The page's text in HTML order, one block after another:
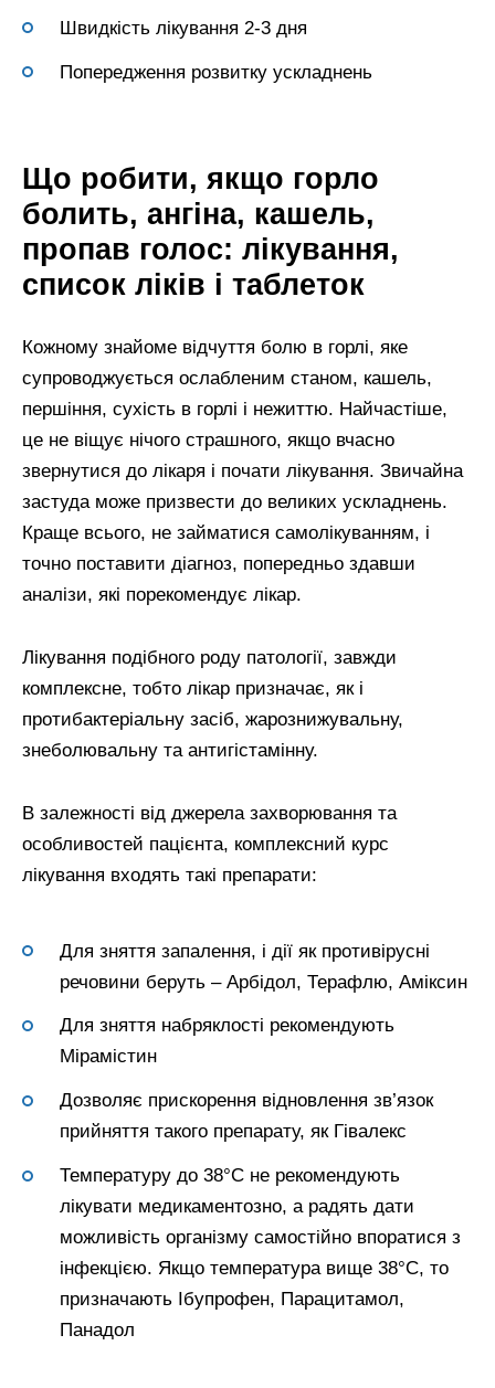
Швидкість лікування 2-3 дня
Попередження розвитку ускладнень
Що робити, якщо горло
болить, ангіна, кашель,
пропав голос: лікування,
список ліків і таблеток
Кожному знайоме відчуття болю в горлі, яке
супроводжується ослабленим станом, кашель,
першіння, сухість в горлі і нежиттю. Найчастіше,
це не віщує нічого страшного, якщо вчасно
звернутися до лікаря і почати лікування. Звичайна
застуда може призвести до великих ускладнень.
Краще всього, не займатися самолікуванням, і
точно поставити діагноз, попередньо здавши
аналізи, які порекомендує лікар.
Лікування подібного роду патології, завжди
комплексне, тобто лікар призначає, як і
протибактеріальну засіб, жарознижувальну,
знеболювальну та антигістамінну.
В залежності від джерела захворювання та
особливостей пацієнта, комплексний курс
лікування входять такі препарати:
Для зняття запалення, і дії як противірусні
речовини беруть – Арбідол, Терафлю, Аміксин
Для зняття набряклості рекомендують
Мірамістин
Дозволяє прискорення відновлення зв’язок
прийняття такого препарату, як Гівалекс
Температуру до 38°C не рекомендують
лікувати медикаментозно, а радять дати
можливість організму самостійно впоратися з
інфекцією. Якщо температура вище 38°C, то
призначають Ібупрофен, Парацитамол,
Панадол